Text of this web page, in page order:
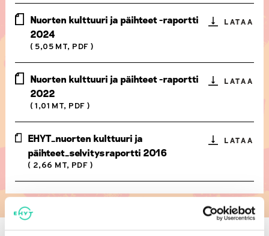
Nuorten kulttuuri ja päihteet -raportti
2024
( 5,05 MT, PDF )
LATAA
Nuorten kulttuuri ja päihteet -raportti
2022
( 1,01 MT, PDF )
LATAA
EHYT_nuorten kulttuuri ja
päihteet_selvitysraportti 2016
( 2,66 MT, PDF )
LATAA